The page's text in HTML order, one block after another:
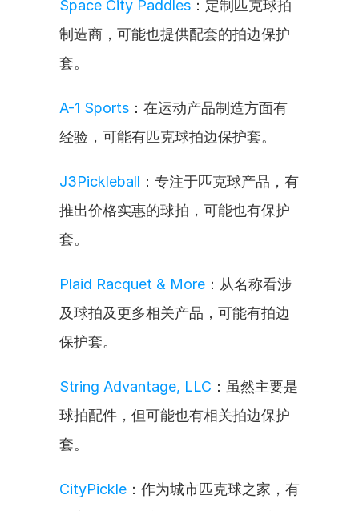
Space City Paddles ：定制匹克球拍
制造商，可能也提供配套的拍边保护
套。
A-1 Sports ：在运动产品制造方面有
经验，可能有匹克球拍边保护套。
J3Pickleball ：专注于匹克球产品，有
推出价格实惠的球拍，可能也有保护
套。
Plaid Racquet & More ：从名称看涉
及球拍及更多相关产品，可能有拍边
保护套。
String Advantage, LLC ：虽然主要是
球拍配件，但可能也有相关拍边保护
套。
CityPickle ：作为城市匹克球之家，有